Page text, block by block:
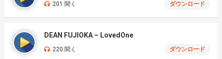
201 聞く ダウンロード
DEAN FUJIOKA – LovedOne
220 聞く ダウンロード